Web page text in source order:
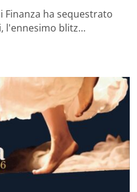
Finanza ha sequestrato
l'ennesimo blitz…